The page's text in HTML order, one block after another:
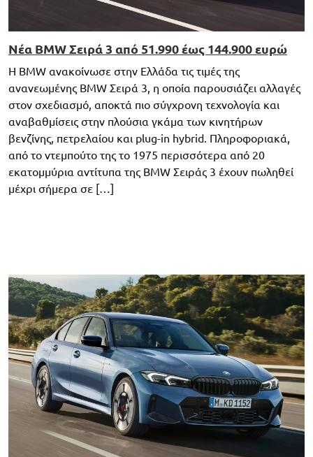
Νέα BMW Σειρά 3 από 51.990 έως 144.900 ευρώ
H BMW ανακοίνωσε στην Ελλάδα τις τιμές της
ανανεωμένης BMW Σειρά 3, η οποία παρουσιάζει αλλαγές
στον σχεδιασμό, αποκτά πιο σύγχρονη τεχνολογία και
αναβαθμίσεις στην πλούσια γκάμα των κινητήρων
βενζίνης, πετρελαίου και plug-in hybrid. Πληροφοριακά,
από το ντεμπούτο της το 1975 περισσότερα από 20
εκατομμύρια αντίτυπα της BMW Σειράς 3 έχουν πωληθεί
μέχρι σήμερα σε […]